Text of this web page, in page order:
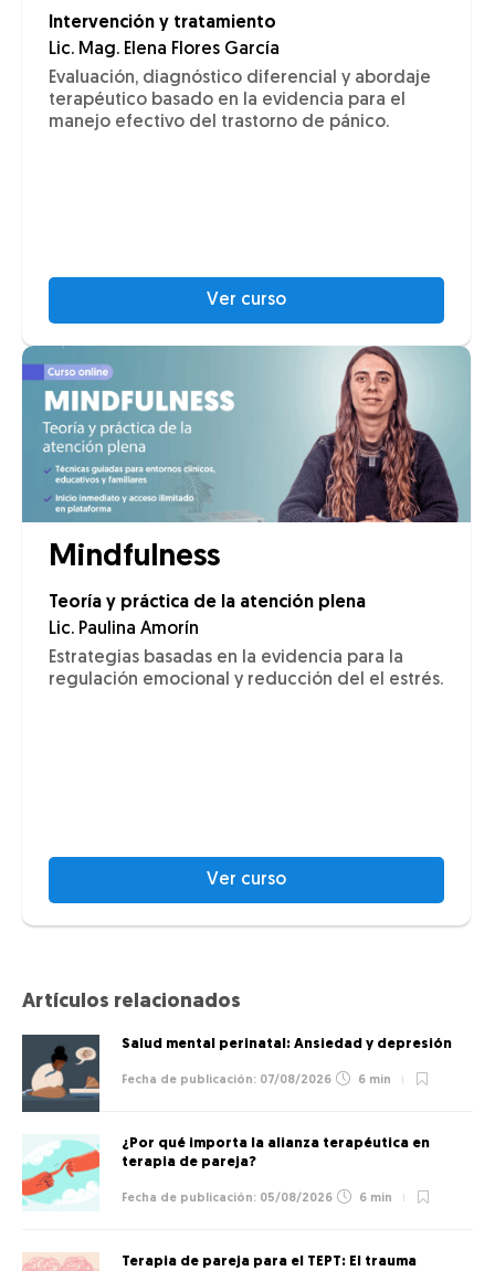
Intervención y tratamiento
Lic. Mag. Elena Flores García
Evaluación, diagnóstico diferencial y abordaje
terapéutico basado en la evidencia para el
manejo efectivo del trastorno de pánico.
Ver curso
Mindfulness
Teoría y práctica de la atención plena
Lic. Paulina Amorín
Estrategias basadas en la evidencia para la
regulación emocional y reducción del el estrés.
Ver curso
Artículos relacionados
Salud mental perinatal: Ansiedad y depresión
07/08/2026 6 min
¿Por qué importa la alianza terapéutica en
terapia de pareja?
05/08/2026 6 min
Terapia de pareja para el TEPT: El trauma